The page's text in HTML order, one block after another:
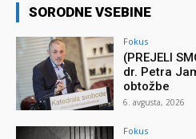
SORODNE VSEBINE
Fokus
(PREJELI
dr. Petra
obtožbe
6. avgusta, 2026
Fokus